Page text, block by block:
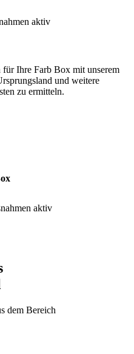
aktiv
Ihre Farb Box mit unserem
und weitere
zu ermitteln.
aktiv
dem Bereich